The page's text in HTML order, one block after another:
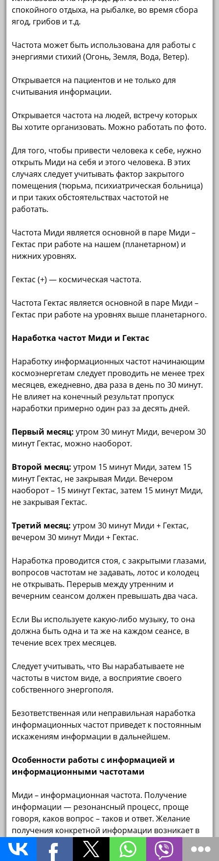
спокойного отдыха, на рыбалке, во время сбора
ягод, грибов и т.д.
Частота может быть использована для работы с
энергиями стихий (Огонь, Земля, Вода, Ветер).
Открывается на пациентов и не только для
считывания информации.
Открывается частота на людей, встречу которых
Вы хотите организовать. Можно работать по фото.
Для того, чтобы привести человека к себе, нужно
открыть Миди на себя и этого человека. В этих
случаях следует учитывать фактор закрытого
помещения (тюрьма, психиатрическая больница)
и при таких обстоятельствах частотой не
работать.
Частота Миди является основной в паре Миди –
Гектас при работе на нашем (планетарном) и
нижних уровнях.
Гектас (+) — космическая частота.
Частота Гектас является основной в паре Миди –
Гектас при работе на уровнях выше планетарного.
Наработка частот Миди и Гектас
Наработку информационных частот начинающим
космоэнергетам следует проводить не менее трех
месяцев, ежедневно, два раза в день по 30 минут.
Не влияет на конечный результат пропуск
наработки примерно один раз за десять дней.
Первый месяц: утром 30 минут Миди, вечером 30
минут Гектас, можно наоборот.
Второй месяц: утром 15 минут Миди, затем 15
минут Гектас, не закрывая Миди. Вечером
наоборот – 15 минут Гектас, затем 15 минут Миди,
не закрывая Гектас.
Третий месяц: утром 30 минут Миди + Гектас,
вечером 30 минут Миди + Гектас.
Наработка проводится стоя, с закрытыми глазами,
вопросов частотам не задавать, лотос и колодец
не открывать. Перерыв между утренним и
вечерним сеансом должен превышать два часа.
Если Вы используете какую-либо музыку, то она
должна быть одна и та же на каждом сеансе, в
течение всех трех месяцев.
Следует учитывать, что Вы нарабатываете не
частоты в чистом виде, а восприятие своего
собственного энергополя.
Безответственная или неправильная наработка
информационных частот приведет к постоянным
искажениям информации в дальнейшем.
Особенности работы с информацией и
информационными частотами
Миди – информационная частота. Получение
информации — резонансный процесс, проще
говоря, каков вопрос – таков и ответ. Желание
получения конкретной информации возникает в
сознании человека, и Миди реализует это
желание, создавая с ним (желанием) резонанс,